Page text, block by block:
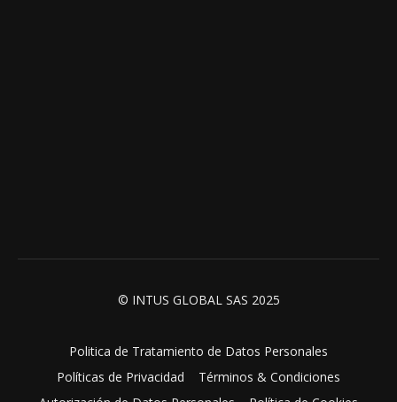
© INTUS GLOBAL SAS 2025
Politica de Tratamiento de Datos Personales
Políticas de Privacidad
Términos & Condiciones